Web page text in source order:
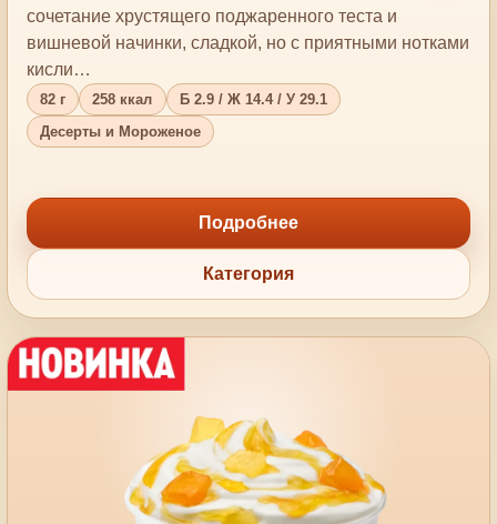
сочетание хрустящего поджаренного теста и
вишневой начинки, сладкой, но с приятными нотками
кисли…
82 г 258 ккал
Б 2.9 / Ж 14.4 / У 29.1
Десерты и Мороженое
Подробнее
Категория